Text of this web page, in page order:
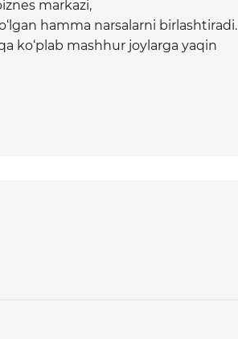
markazi,
hamma narsalarni birlashtiradi.
ko‘plab mashhur joylarga yaqin
tashrif buyuruvchilar lift va
to‘g‘ridan-to‘g‘ri kirishni